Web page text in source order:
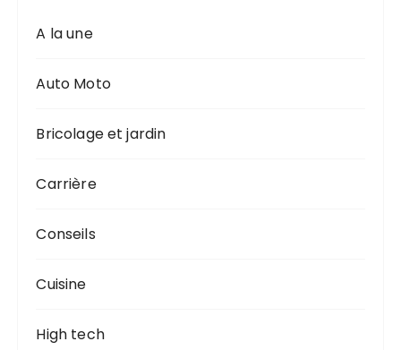
A la une
Auto Moto
Bricolage et jardin
Carrière
Conseils
Cuisine
High tech